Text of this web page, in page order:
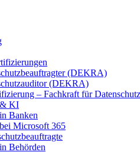
(DEKRA)
(DEKRA)
– Fachkraft für
& KI
Banken
Microsoft 365
Behörden